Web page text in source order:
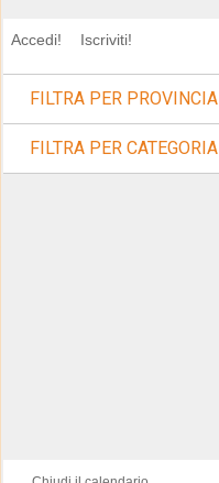
Accedi! Iscriviti!
FILTRA PER PROVINCIA
FILTRA PER CATEGORIA